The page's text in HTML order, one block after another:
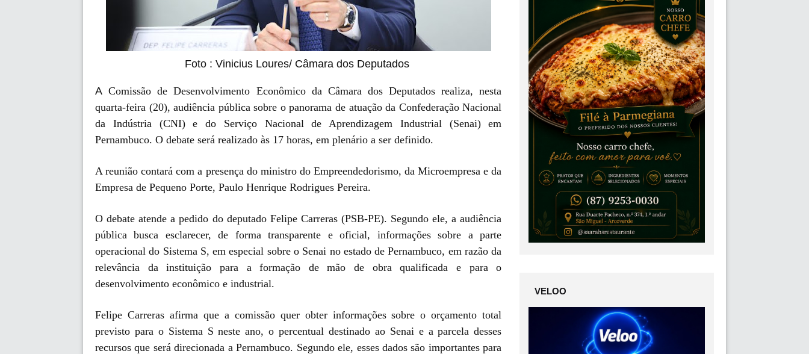
Foto : Vinicius Loures/ Câmara dos Deputados
A Comissão de Desenvolvimento Econômico da Câmara dos Deputados realiza, nesta
quarta-feira (20), audiência pública sobre o panorama de atuação da Confederação Nacional
da Indústria (CNI) e do Serviço Nacional de Aprendizagem Industrial (Senai) em
Pernambuco. O debate será realizado às 17 horas, em plenário a ser definido.
A reunião contará com a presença do ministro do Empreendedorismo, da Microempresa e da
Empresa de Pequeno Porte, Paulo Henrique Rodrigues Pereira.
O debate atende a pedido do deputado Felipe Carreras (PSB-PE). Segundo ele, a audiência
pública busca esclarecer, de forma transparente e oficial, informações sobre a parte
operacional do Sistema S, em especial sobre o Senai no estado de Pernambuco, em razão da
relevância da instituição para a formação de mão de obra qualificada e para o
desenvolvimento econômico e industrial.
Felipe Carreras afirma que a comissão quer obter informações sobre o orçamento total
previsto para o Sistema S neste ano, o percentual destinado ao Senai e a parcela desses
recursos que será direcionada a Pernambuco. Segundo ele, esses dados são importantes para
VELOO